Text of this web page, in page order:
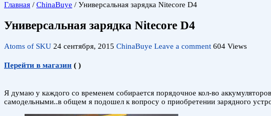
Главная / ChinaBuye / Универсальная зарядка Nitecore D4
Универсальная зарядка Nitecore D4
Atoms of SKU 24 сентября, 2015 ChinaBuye Leave a comment 604 Views
Перейти в магазин ( )
Я думаю у каждого со временем собирается порядочное кол-во
самодельными..в общем я подошел к вопросу о приобретении зарядного